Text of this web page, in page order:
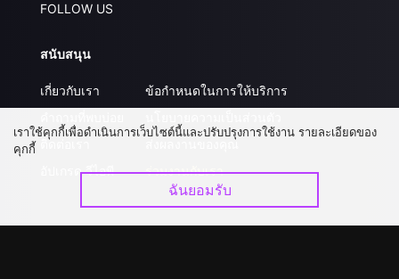
FOLLOW US
สนับสนุน
เกี่ยวกับเรา
ติดต่อเรา
อัปเกรด วีไอพี
ข้อกำหนดในการให้บริการ
ส่งผลงานของคุณ
ร่วมงานกับเรา
เราใช้คุกกี้เพื่อดำเนินการเว็บไซต์นี้และปรับปรุงการใช้งาน รายละเอียดของ
คุกกี้
ฉันยอมรับ